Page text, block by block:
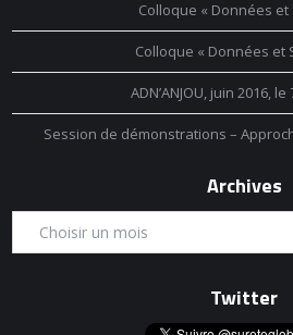
Colloque « Données et
Colloque « Données et
ADN’ANJOU, juin 2016,
Session de démonstrations –
Archives
Twitter